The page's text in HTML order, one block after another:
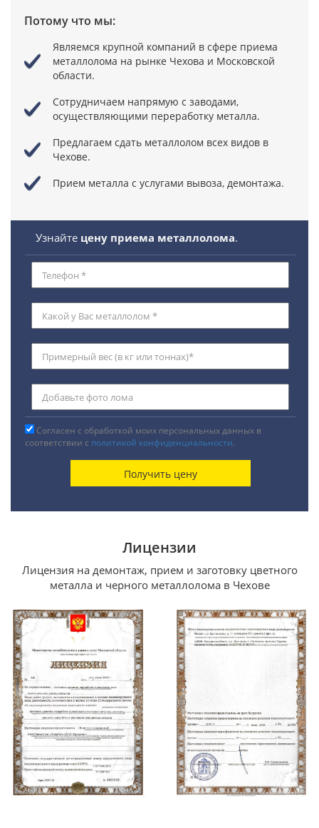
Потому что мы:
Являемся крупной компаний в сфере приема
металлолома на рынке Чехова и Московской
области.
Сотрудничаем напрямую с заводами,
осуществляющими переработку металла.
Предлагаем сдать металлолом всех видов в
Чехове.
Прием металла с услугами вывоза, демонтажа.
Узнайте цену приема металлолома.
Согласен с обработкой моих персональных данных в
соответствии с политикой конфиденциальности.
Лицензии
Лицензия на демонтаж, прием и заготовку цветного
металла и черного металлолома в Чехове